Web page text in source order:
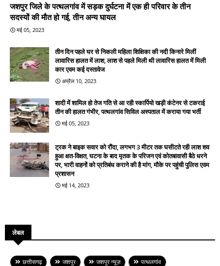
जशपुर जिले के पत्थलगांव में सड़क दुर्घटना में एक ही परिवार के तीन
सदस्यों की मौत हो गई, तीन अन्य घायल
मई 05, 2023
तीन दिन पहले घर से निकली महिला शिक्षिका की नदी किनारे मिलीं
लावारिस हालत में लाश, लाश से पहले मिली थी लावारिस हालत में मिली
कार एवम कई दस्तावेज
अप्रैल 10, 2023
शादी में शामिल हो तेज गति से आ रही स्कार्पियो खड़ी कंटेनर से टकराई
तीन की हालत गंभीर, पत्थलगांव सिविल अस्पताल में कराया गया भर्ती
मई 05, 2023
ट्रक ने बाइक सवार को रौंदा, लगभग 3 मीटर तक घसीटते रही लाश शव
हुआ क्षत-विक्षत, घटना के बाद मृतक के परिजन एवं कोतबावासी बैठे धरने
पर, भारी वाहनों को प्रतिबंध कराने की है मांग, मौके पर पहुंची पुलिस एवम
प्रशासन
मई 14, 2023
लेबल
छत्तीसगढ़ जशपुर जशपुर न्यूज़ पत्थलगांव